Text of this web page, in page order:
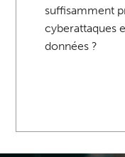
suffisamment
cyberattaques
données ?